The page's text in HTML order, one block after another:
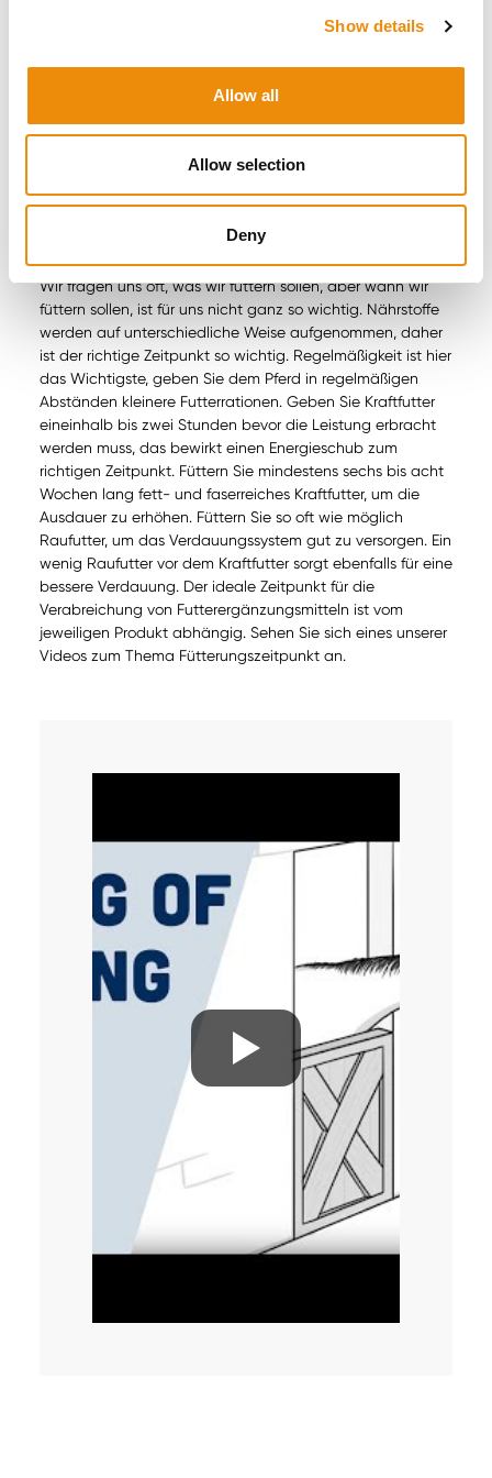
Show details
Allow all
Allow selection
Deny
für die Übergangszeit auch eine Kur mit Hepato Liq, mit
tiefgreifende Reinigung von Leber und Nieren und
unterstützt das richtige Ausscheiden von Abfallstoffen. Die
besten Start.
Und als Bonus möchten wir Ihnen Folgendes mitgeben:
Das Timing der Fütterung
Wir fragen uns oft, was wir füttern sollen, aber wann wir
füttern sollen, ist für uns nicht ganz so wichtig. Nährstoffe
werden auf unterschiedliche Weise aufgenommen, daher
ist der richtige Zeitpunkt so wichtig. Regelmäßigkeit ist hier
das Wichtigste, geben Sie dem Pferd in regelmäßigen
Abständen kleinere Futterrationen. Geben Sie Kraftfutter
eineinhalb bis zwei Stunden bevor die Leistung erbracht
werden muss, das bewirkt einen Energieschub zum
richtigen Zeitpunkt. Füttern Sie mindestens sechs bis acht
Wochen lang fett- und faserreiches Kraftfutter, um die
Ausdauer zu erhöhen. Füttern Sie so oft wie möglich
Raufutter, um das Verdauungssystem gut zu versorgen. Ein
wenig Raufutter vor dem Kraftfutter sorgt ebenfalls für eine
bessere Verdauung. Der ideale Zeitpunkt für die
Verabreichung von Futterergänzungsmitteln ist vom
jeweiligen Produkt abhängig. Sehen Sie sich eines unserer
Videos zum Thema Fütterungszeitpunkt an.